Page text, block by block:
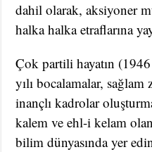
dahil olarak, aksiyoner
halka halka etraflarına
Çok partili hayatın
yılı bocalamalar,
inançlı kadrolar
kalem ve ehl-i kelam
bilim dünyasında yer